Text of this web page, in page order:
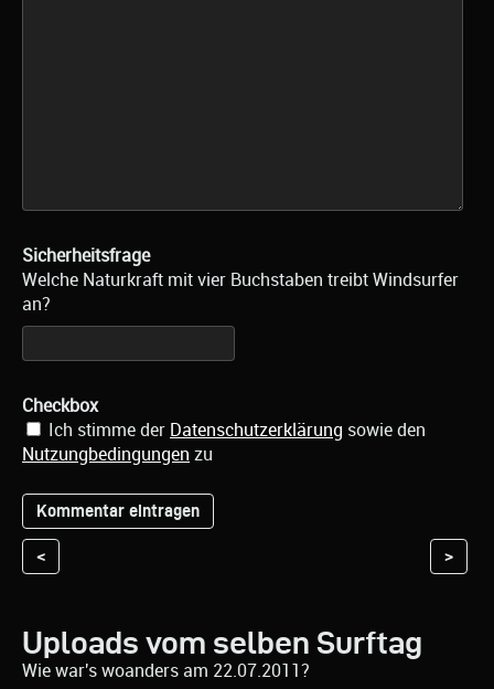
Sicherheitsfrage
Welche Naturkraft mit vier Buchstaben treibt Windsurfer
an?
Checkbox
Ich stimme der Datenschutzerklärung sowie den
Nutzungbedingungen zu
< >
Uploads vom selben Surftag
Wie war's woanders am 22.07.2011?